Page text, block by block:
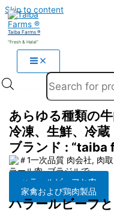
Skip to content
Taiba Farms ®
"Fresh & Halal"
あらゆる種類の
冷凍、生鮮、冷蔵
ブランド : “taiba
ハラールビーフと肉
家禽および鶏肉製品
ハラールビーフと